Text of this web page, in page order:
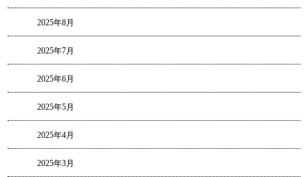
2025年8月
2025年7月
2025年6月
2025年5月
2025年4月
2025年3月